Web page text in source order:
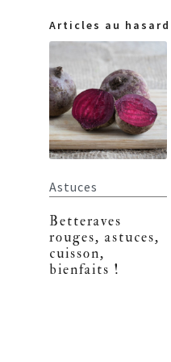
Articles au hasard
Astuces
Betteraves
rouges, astuces,
cuisson,
bienfaits !